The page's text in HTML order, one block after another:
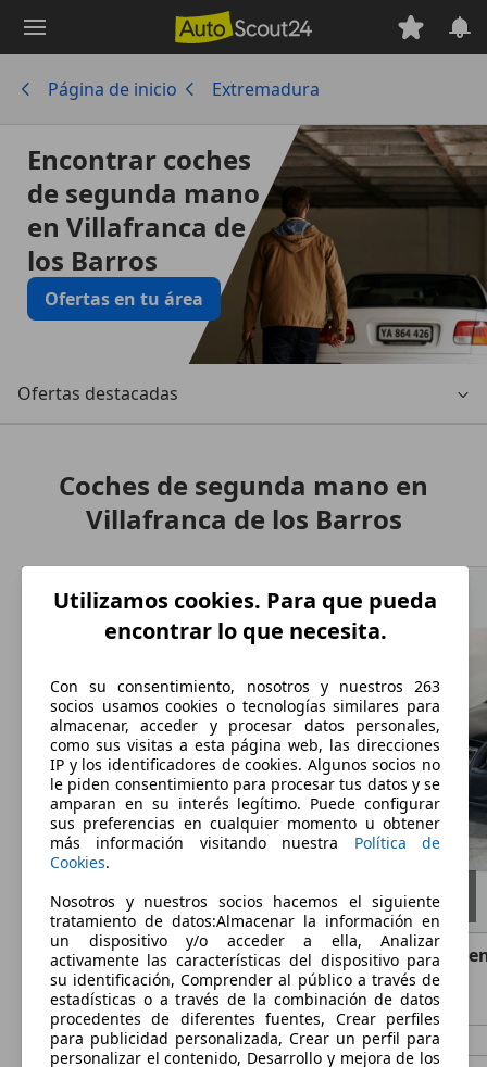
principalPágina de inicio Extremadura
Encontrar coches
de segunda mano
en Villafranca de
los Barros
Ofertas en tu área
Ofertas destacadas
Coches de segunda mano en
Villafranca de los Barros
Ford C-Max1.5 TDCi 88kW (120CV) Trend+ Powershift
€ 10.900,-
44.153 km
07/2017
Toyota
€ 2.598,-
404.290 km
Utilizamos cookies. Para que pueda
encontrar lo que necesita.
Con su consentimiento, nosotros y nuestros 263
socios usamos cookies o tecnologías similares para
almacenar, acceder y procesar datos personales,
como sus visitas a esta página web, las direcciones
IP y los identificadores de cookies. Algunos socios no
le piden consentimiento para procesar tus datos y se
amparan en su interés legítimo. Puede configurar
sus preferencias en cualquier momento u obtener
más información visitando nuestra Política de
Cookies.
Nosotros y nuestros socios hacemos el siguiente
tratamiento de datos:Almacenar la información en
un dispositivo y/o acceder a ella, Analizar
activamente las características del dispositivo para
su identificación, Comprender al público a través de
estadísticas o a través de la combinación de datos
procedentes de diferentes fuentes, Crear perfiles
para publicidad personalizada, Crear un perfil para
personalizar el contenido, Desarrollo y mejora de los